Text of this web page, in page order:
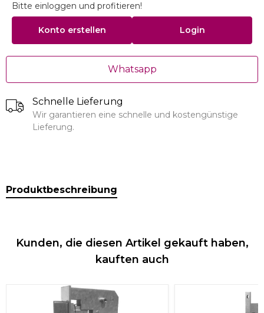
Bitte einloggen und profitieren!
Konto erstellen Login
Whatsapp
Schnelle Lieferung
Wir garantieren eine schnelle und kostengünstige
Lieferung.
Produktbeschreibung
Kunden, die diesen Artikel gekauft haben,
kauften auch